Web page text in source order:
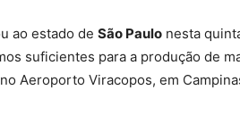
ao estado de São Paulo nesta
suficientes para a produção de
Aeroporto Viracopos, em